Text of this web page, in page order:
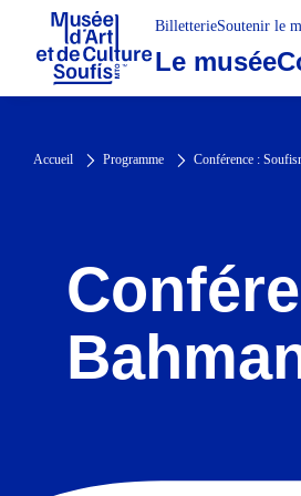
BilletterieSoutenir le
Le musée
Accueil Programme